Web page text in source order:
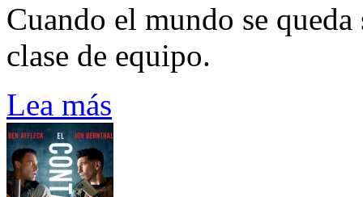
Cuando el mundo se
clase de equipo.
Lea más